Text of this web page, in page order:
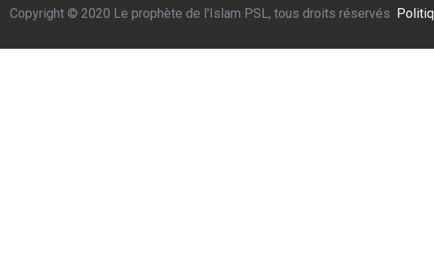
Copyright © 2020 Le prophète de l'Islam PSL, tous droits réservés